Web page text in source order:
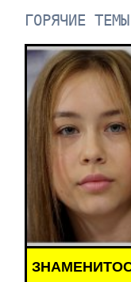
ГОРЯЧИЕ
/// WORLD